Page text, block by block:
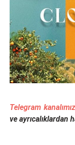
Telegram
ve ayrıcalıklardan